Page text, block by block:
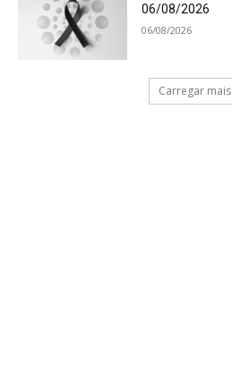
06/08/2026
06/08/2026
Carregar mais